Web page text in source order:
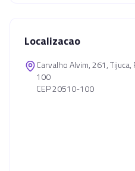
Localizacao
Carvalho Alvim, 261,
100
CEP 20510-100